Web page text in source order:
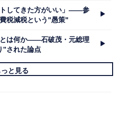
トしてきた方がいい」――参
税減税という"愚策"
とは何か――石破茂・元総理
”された論点
っと見る